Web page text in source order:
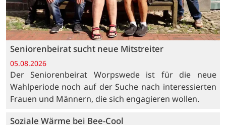
Seniorenbeirat sucht neue Mitstreiter
05.08.2026
Der Seniorenbeirat Worpswede ist für die neue
Wahlperiode noch auf der Suche nach interessierten
Frauen und Männern, die sich engagieren wollen.
Soziale Wärme bei Bee-Cool